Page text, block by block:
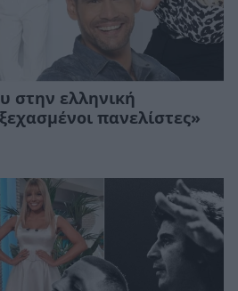
στην ελληνική
πανελίστες»